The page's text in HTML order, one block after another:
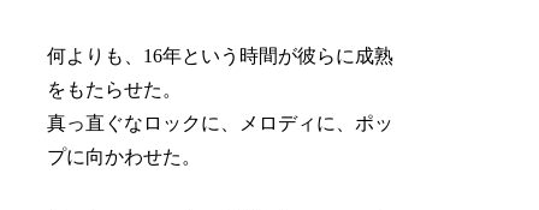
何よりも、16年という時間が彼らに成熟
をもたらせた。
真っ直ぐなロックに、メロディに、ポッ
プに向かわせた。